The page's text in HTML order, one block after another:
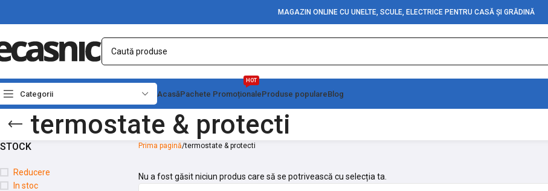
MAGAZIN ONLINE CU UNELTE, SCULE, ELECTRICE PENTRU CASĂ ȘI GRĂDINĂ
Categorii AcasăPachete Promoționale
HOT
Produse populareBlog
termostate & protecti
STOCK
Reducere
In stoc
Prima pagină termostate & protecti
Nu a fost găsit niciun produs care să se potrivească cu selecția ta.